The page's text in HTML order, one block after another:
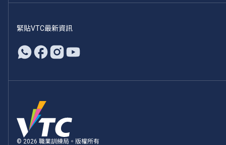
緊貼VTC最新資訊
© 2026 職業訓練局。版權所有